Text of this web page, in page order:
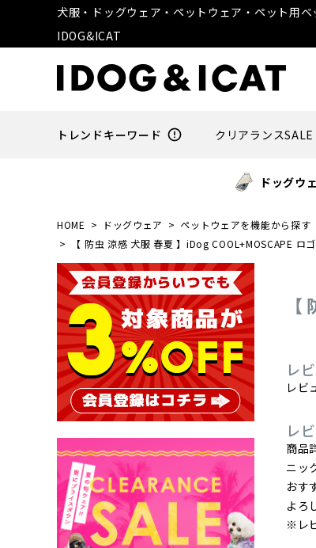
犬服・ドッグウェア・ペットウェア・ペット用
IDOG&ICAT
トレンドキーワード error_outline クリアランスSALE
ドッグウ
HOME ドッグウェア ペットウェアを機能から探す
【 防虫 涼感 犬服 春夏 】iDog COOL+MOSCAPE ロ
レ
レビ
レ
商品
ニッ
おす
よろ
※レ